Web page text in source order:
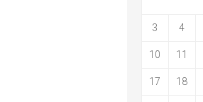
3 4
10 11
17 18